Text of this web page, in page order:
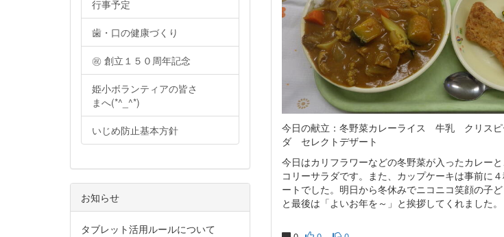
今日の献立：冬野菜カレーライス 牛乳 クリス
ダ セレクトデザート
今日はカリフラワーなどの冬野菜が入ったカレー
コリーサラダです。また、カップケーキは事前に
ートでした。明日から冬休みでニコニコ笑顔の子
と最後は「よいお年を～」と挨拶してくれました。
行事予定
歯・口の健康づくり
㊗ 創立１５０周年記念
姫小ボランティアの皆さ
まへ(*^_^*)
いじめ防止基本方針
お知らせ
タブレット活用ルールについて